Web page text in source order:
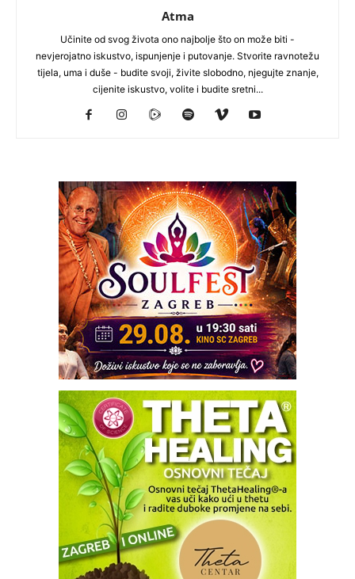
Atma
Učinite od svog života ono najbolje što on može biti -
nevjerojatno iskustvo, ispunjenje i putovanje. Stvorite ravnotežu
tijela, uma i duše - budite svoji, živite slobodno, njegujte znanje,
cijenite iskustvo, volite i budite sretni...